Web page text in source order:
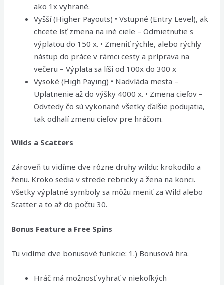
ako 1x vyhrané.
Vyšší (Higher Payouts) • Vstupné (Entry Level), ak
chcete ísť zmena na iné ciele – Odmietnutie s
výplatou do 150 x. • Zmeniť rýchle, alebo rýchly
nástup do práce v rámci cesty a príprava na
večeru – Výplata sa líši od 100x do 300 x
Vysoké (High Paying) • Nadvláda mesta –
Uplatnenie až do výšky 4000 x. • Zmena cieľov –
Odvtedy čo sú vykonané všetky ďalšie podujatia,
tak odhalí zmenu cieľov pre hráčom.
Wilds a Scatters
Zároveň tu vidíme dve rôzne druhy wildu: krokodílo a
ženu. Kroko sedia v strede rebricky a žena na konci.
Všetky výplatné symboly sa môžu meniť za Wild alebo
Scatter a to až do počtu 30.
Bonus Feature a Free Spins
Tu vidíme dve bonusové funkcie: 1.) Bonusová hra.
Hráč má možnosť vyhrať v niekoľkých